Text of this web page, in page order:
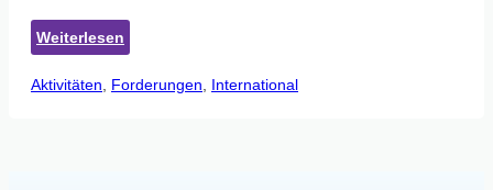
Weiterlesen
Internationales
Intersex
Aktivitäten Forderungen International